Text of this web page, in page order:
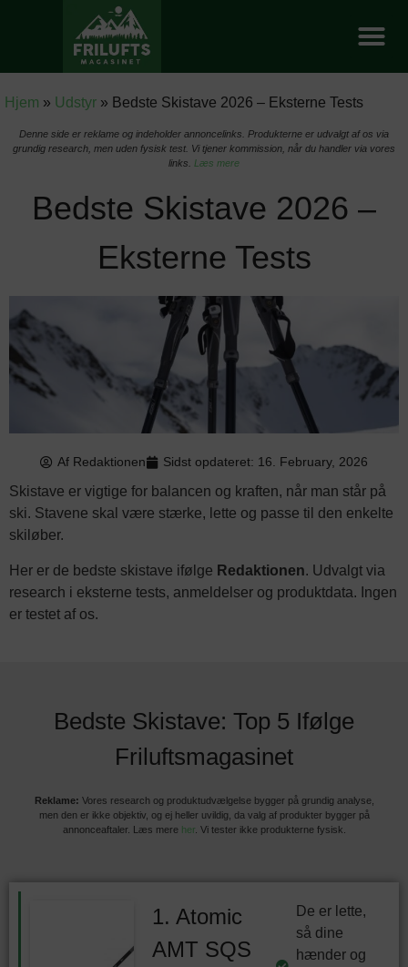
Hjem » Udstyr » Bedste Skistave 2026 – Eksterne Tests
Denne side er reklame og indeholder annoncelinks. Produkterne er udvalgt af os via
grundig research, men uden fysisk test. Vi tjener kommission, når du handler via vores
links. Læs mere
Bedste Skistave 2026 –
Eksterne Tests
Af Redaktionen Sidst opdateret: 16. February, 2026
Skistave er vigtige for balancen og kraften, når man står på
ski. Stavene skal være stærke, lette og passe til den enkelte
skiløber.
Her er de bedste skistave ifølge Redaktionen. Udvalgt via
research i eksterne tests, anmeldelser og produktdata. Ingen
er testet af os.
Bedste Skistave: Top 5 Ifølge
Friluftsmagasinet
Reklame: Vores research og produktudvælgelse bygger på grundig analyse,
men den er ikke objektiv, og ej heller uvildig, da valg af produkter bygger på
annonceaftaler. Læs mere her. Vi tester ikke produkterne fysisk.
1. Atomic
AMT SQS
De er lette,
så dine
hænder og